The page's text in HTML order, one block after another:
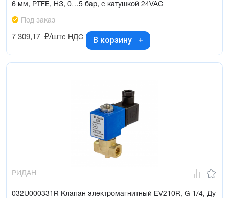
6 мм, PTFE, НЗ, 0…5 бар, с катушкой 24VAC
Под заказ
7 309,17 ₽/штс НДС В корзину
РИДАН
032U000331R Клапан электромагнитный EV210R, G 1/4, Ду